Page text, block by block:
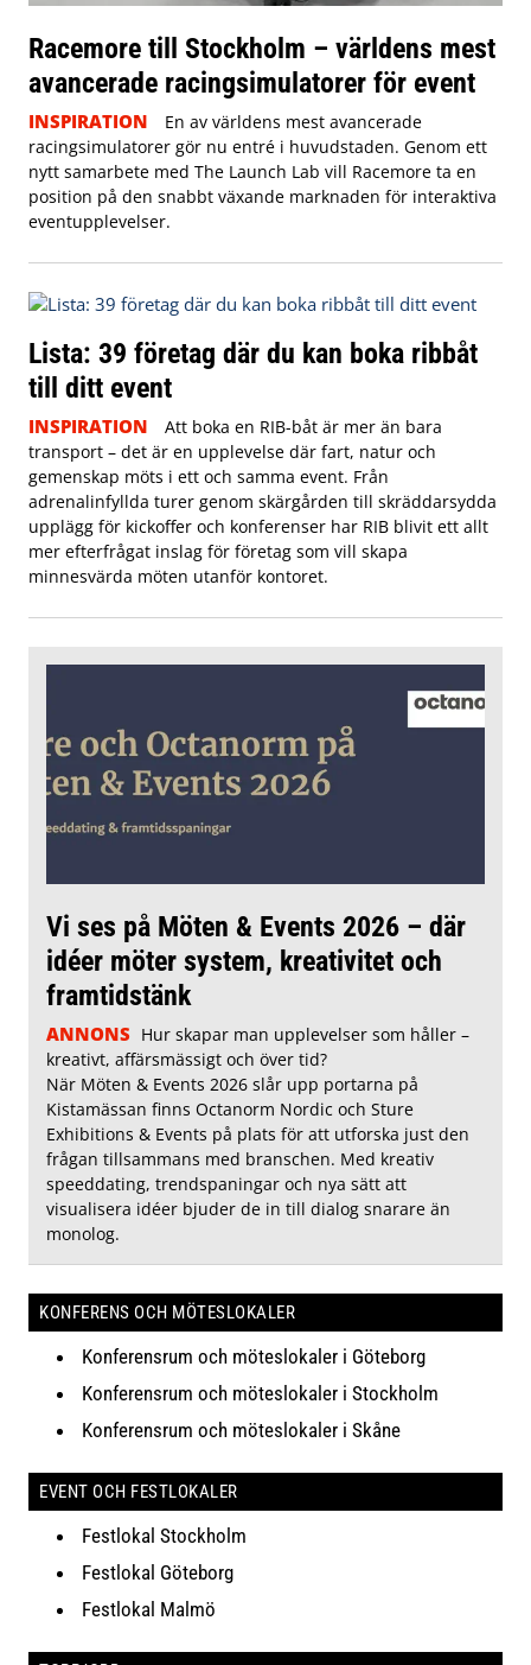
Racemore till Stockholm – världens mest
avancerade racingsimulatorer för event
INSPIRATION
En av världens mest avancerade
racingsimulatorer gör nu entré i huvudstaden. Genom ett
nytt samarbete med The Launch Lab vill Racemore ta en
position på den snabbt växande marknaden för interaktiva
eventupplevelser.
Lista: 39 företag där du kan boka ribbåt
till ditt event
INSPIRATION
Att boka en RIB-båt är mer än bara
transport – det är en upplevelse där fart, natur och
gemenskap möts i ett och samma event. Från
adrenalinfyllda turer genom skärgården till skräddarsydda
upplägg för kickoffer och konferenser har RIB blivit ett allt
mer efterfrågat inslag för företag som vill skapa
minnesvärda möten utanför kontoret.
Vi ses på Möten & Events 2026 – där
idéer möter system, kreativitet och
framtidstänk
ANNONS Hur skapar man upplevelser som håller –
kreativt, affärsmässigt och över tid?
När Möten & Events 2026 slår upp portarna på
Kistamässan finns Octanorm Nordic och Sture
Exhibitions & Events på plats för att utforska just den
frågan tillsammans med branschen. Med kreativ
speeddating, trendspaningar och nya sätt att
visualisera idéer bjuder de in till dialog snarare än
monolog.
KONFERENS OCH MÖTESLOKALER
Konferensrum och möteslokaler i Göteborg
Konferensrum och möteslokaler i Stockholm
Konferensrum och möteslokaler i Skåne
EVENT OCH FESTLOKALER
Festlokal Stockholm
Festlokal Göteborg
Festlokal Malmö